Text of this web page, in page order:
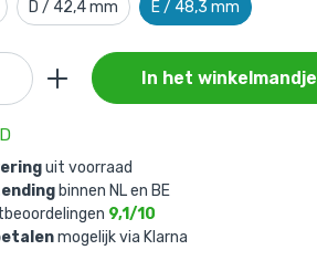
D / 42,4 mm E / 48,3 mm
In het winkelmandje
uit voorraad
binnen NL en BE
9,1/10
mogelijk via Klarna
aan je
(20